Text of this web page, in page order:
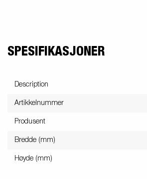
SPESIFIKASJONER
Description
Artikkelnummer
Produsent
Bredde (mm)
Høyde (mm)